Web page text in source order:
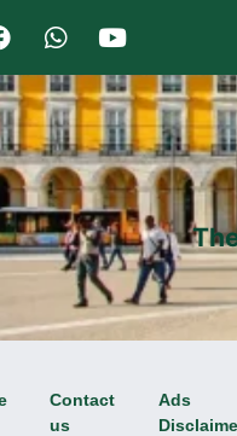
Contact
us
Ads